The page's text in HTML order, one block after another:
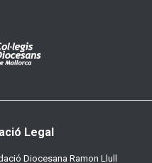
Legal
Diocesana Ramon Llull